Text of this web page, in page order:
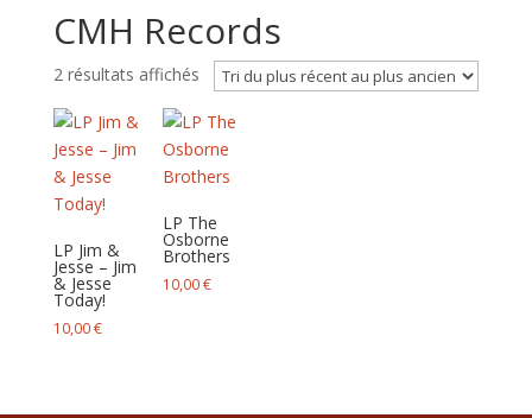
CMH Records
2 résultats affichésTrié
plus
récent
au
ancien
LP Jim &
Jesse – Jim
& Jesse
Today!
10,00€
LP The
Osborne
Brothers
10,00€